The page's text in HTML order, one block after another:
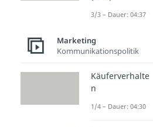
3/3 – Dauer: 04:37
Marketing
Kommunikationspolitik
Käuferverhalte
n
1/4 – Dauer: 04:30